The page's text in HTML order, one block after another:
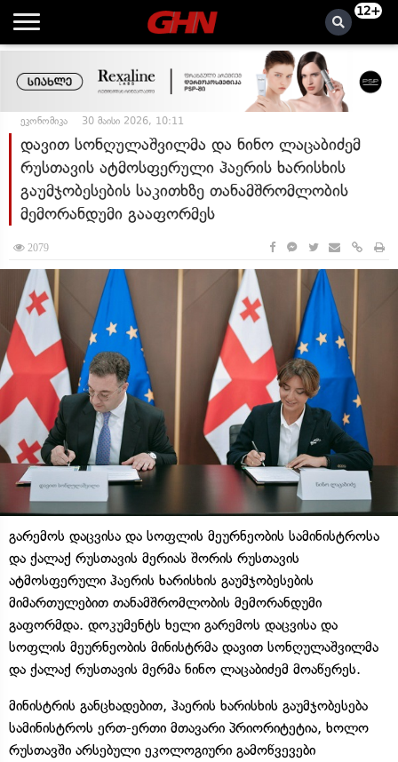
12+
ეკონომიკა 30 მაისი 2026, 10:11
დავით სონღულაშვილმა და ნინო ლაცაბიძემ
რუსთავის ატმოსფერული ჰაერის ხარისხის
გაუმჯობესების საკითხზე თანამშრომლობის
მემორანდუმი გააფორმეს
2079
გარემოს დაცვისა და სოფლის მეურნეობის სამინისტროსა
და ქალაქ რუსთავის მერიას შორის რუსთავის
ატმოსფერული ჰაერის ხარისხის გაუმჯობესების
მიმართულებით თანამშრომლობის მემორანდუმი
გაფორმდა. დოკუმენტს ხელი გარემოს დაცვისა და
სოფლის მეურნეობის მინისტრმა დავით სონღულაშვილმა
და ქალაქ რუსთავის მერმა ნინო ლაცაბიძემ მოაწერეს.
მინისტრის განცხადებით, ჰაერის ხარისხის გაუმჯობესება
სამინისტროს ერთ-ერთი მთავარი პრიორიტეტია, ხოლო
რუსთავში არსებული ეკოლოგიური გამოწვევები